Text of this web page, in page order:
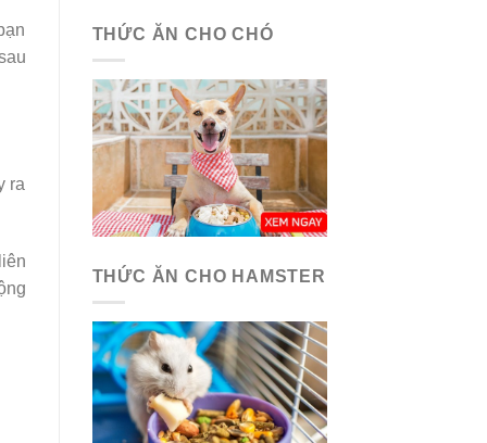
ra
THỨC ĂN CHO CHÓ
THỨC ĂN CHO HAMSTER